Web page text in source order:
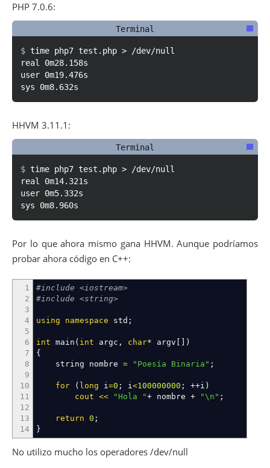
PHP 7.0.6:
time php7 test . php > /dev/null
real 0m28.158s
user 0m19.476s
sys 0m8.632s
HHVM 3.11.1:
time php7 test . php > /dev/null
real 0m14.321s
user 0m5.332s
sys 0m8.960s
Por lo que ahora mismo gana HHVM. Aunque podríamos
probar ahora código en C++:
1
2
3
4
5
6
7
8
9
10
11
12
13
14
#include <iostream>
#include <string>
using namespace std ;
int main ( int argc, char* argv
)
{
string nombre = "Poesía Binaria" ;
for ( long i =0 ; i <100000000 ; ++i )
cout << "Hola "+ nombre + "\n " ;
return 0 ;
}
No utilizo mucho los operadores /dev/null